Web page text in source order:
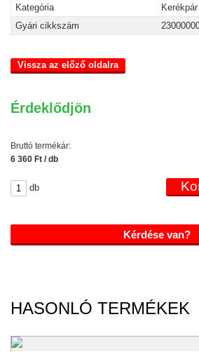
Kategória
Kerékpár
Gyári cikkszám
Vissza az előző oldalra
Érdeklődjön
Bruttó termékár:
6 360 Ft / db
db
Kérdése van?
HASONLÓ TERMÉKEK